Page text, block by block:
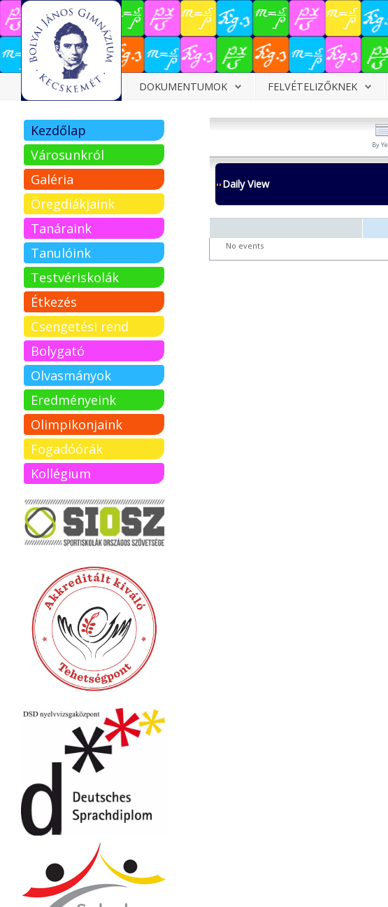
Dokumentumok
Felvételizőknek
Pályázatok
Tehetségpont
Közérdekű
adatok
Tanárjelölteknek
DOKUMENTUMOK FELVÉTELIZŐKNEK
By
Daily View
No events
Kezdőlap
Városunkról
Galéria
Öregdiákjaink
Tanáraink
Tanulóink
Testvériskolák
Étkezés
Csengetési rend
Bolygató
Olvasmányok
Eredményeink
Olimpikonjaink
Fogadóórák
Kollégium